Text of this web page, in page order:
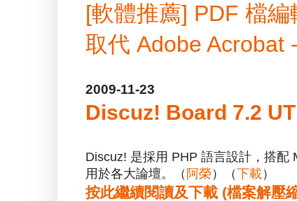
[軟體推薦] PDF 檔
取代 Adobe Acrobat
2009-11-23
Discuz! Board 7.2
Discuz! 是採用 PHP 語言設計，搭配
用於各大論壇。（ 阿榮 ）（下載）
按此繼續閱讀及下載 (檔案解壓